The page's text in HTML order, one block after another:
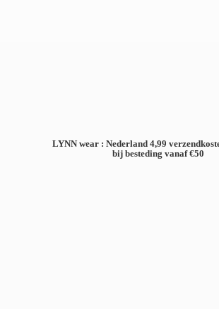
LYNN wear : Nederland 4,99
bij besteding vanaf €50